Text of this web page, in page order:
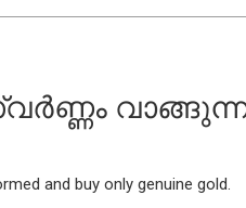
and buy only genuine gold.